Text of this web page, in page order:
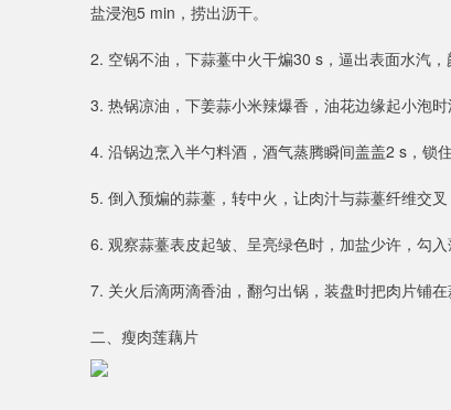
盐浸泡5 min，捞出沥干。
2. 空锅不油，下蒜薹中火干煸30 s，逼出表面水汽，
3. 热锅凉油，下姜蒜小米辣爆香，油花边缘起小泡时
4. 沿锅边烹入半勺料酒，酒气蒸腾瞬间盖盖2 s，锁
5. 倒入预煸的蒜薹，转中火，让肉汁与蒜薹纤维交叉
6. 观察蒜薹表皮起皱、呈亮绿色时，加盐少许，勾入
7. 关火后滴两滴香油，翻匀出锅，装盘时把肉片铺在
二、瘦肉莲藕片